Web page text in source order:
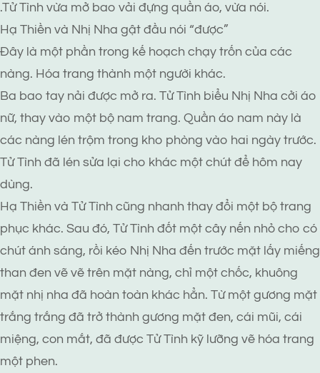
.Tử Tình vừa mở bao vải đựng quần áo, vừa nói.
Hạ Thiền và Nhị Nha gật đầu nói “được”
Đây là một phần trong kế hoạch chạy trốn của các
nàng. Hóa trang thành một người khác.
Ba bao tay nải được mở ra. Tử Tình biểu Nhị Nha cởi áo
nữ, thay vào một bộ nam trang. Quần áo nam này là
các nàng lén trộm trong kho phòng vào hai ngày trước.
Tử Tình đã lén sửa lại cho khác một chút để hôm nay
dùng.
Hạ Thiền và Tử Tình cũng nhanh thay đổi một bộ trang
phục khác. Sau đó, Tử Tình đốt một cây nến nhỏ cho có
chút ánh sáng, rồi kéo Nhị Nha đến trước mặt lấy miếng
than đen vẽ vẽ trên mặt nàng, chỉ một chốc, khuông
mặt nhị nha đã hoàn toàn khác hẳn. Từ một gương mặt
trắng trắng đã trở thành gương mặt đen, cái mũi, cái
miệng, con mắt, đã được Tử Tình kỹ lưỡng vẽ hóa trang
một phen.